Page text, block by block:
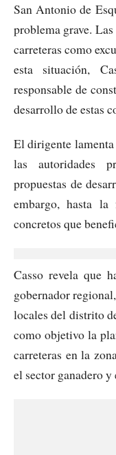
San Antonio de
problema grave.
carreteras como
esta situación,
responsable de
desarrollo de estas
El dirigente
las autoridades
propuestas de
embargo, hasta
concretos que
Casso revela que
gobernador
locales del distrito
como objetivo la
carreteras en la
el sector ganadero